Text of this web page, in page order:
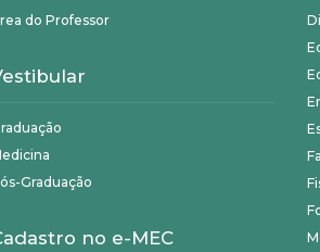
do Professor
Graduação
no e-MEC